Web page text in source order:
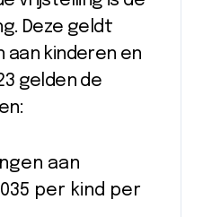
Deze geldt
aan kinderen en
gelden de
aan
per kind per